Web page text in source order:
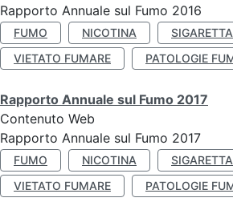
Rapporto Annuale sul Fumo 2016
FUMO NICOTINA SIGARETTA
VIETATO FUMARE
PATOLOGIE
Rapporto Annuale sul Fumo 2017
Contenuto Web
Rapporto Annuale sul Fumo 2017
FUMO NICOTINA SIGARETTA
VIETATO FUMARE
PATOLOGIE